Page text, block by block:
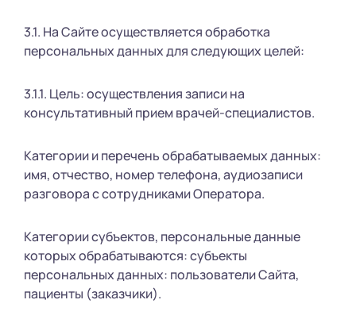
3.1. На Сайте осуществляется обработка
персональных данных для следующих целей:
3.1.1. Цель: осуществления записи на
консультативный прием врачей-специалистов.
Категории и перечень обрабатываемых данных:
имя, отчество, номер телефона, аудиозаписи
разговора с сотрудниками Оператора.
Категории субъектов, персональные данные
которых обрабатываются: субъекты
персональных данных: пользователи Сайта,
пациенты (заказчики).